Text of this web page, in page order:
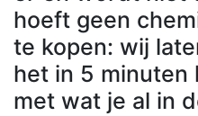
hoeft geen
te kopen: wij
het in 5
met wat je al in